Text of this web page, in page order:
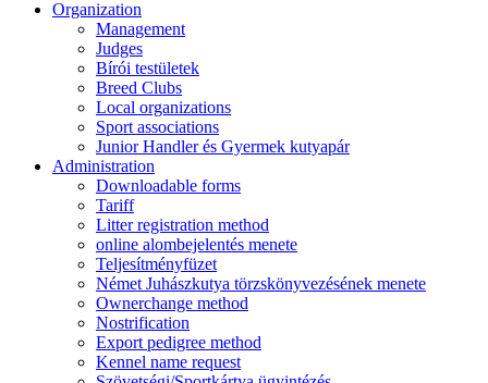
Organization
Management
Judges
Bírói testületek
Breed Clubs
Local organizations
Sport associations
Junior Handler és Gyermek kutyapár
Administration
Downloadable forms
Tariff
Litter registration method
online alombejelentés menete
Teljesítményfüzet
Német Juhászkutya törzskönyvezésének menete
Ownerchange method
Nostrification
Export pedigree method
Kennel name request